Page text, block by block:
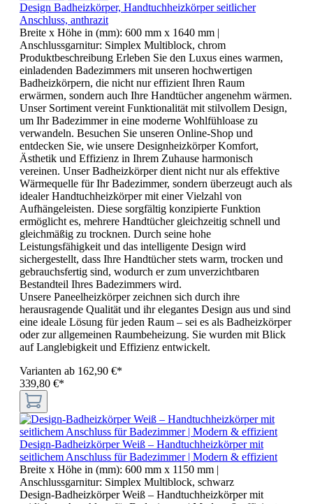
Design Badheizkörper, Handtuchheizkörper seitlicher
Anschluss, anthrazit
Breite x Höhe in (mm): 600 mm x 1640 mm |
Anschlussgarnitur: Simplex Multiblock, chrom
Produktbeschreibung Erleben Sie den Luxus eines warmen,
einladenden Badezimmers mit unseren hochwertigen
Badheizkörpern, die nicht nur effizient Ihren Raum
erwärmen, sondern auch Ihre Handtücher angenehm wärmen.
Unser Sortiment vereint Funktionalität mit stilvollem Design,
um Ihr Badezimmer in eine moderne Wohlfühloase zu
verwandeln. Besuchen Sie unseren Online-Shop und
entdecken Sie, wie unsere Designheizkörper Komfort,
Ästhetik und Effizienz in Ihrem Zuhause harmonisch
vereinen. Unser Badheizkörper dient nicht nur als effektive
Wärmequelle für Ihr Badezimmer, sondern überzeugt auch als
idealer Handtuchheizkörper mit einer Vielzahl von
Aufhängeleisten. Diese sorgfältig konzipierte Funktion
ermöglicht es, mehrere Handtücher gleichzeitig schnell und
gleichmäßig zu trocknen. Durch seine hohe
Leistungsfähigkeit und das intelligente Design wird
sichergestellt, dass Ihre Handtücher stets warm, trocken und
gebrauchsfertig sind, wodurch er zum unverzichtbaren
Bestandteil Ihres Badezimmers wird.
Unsere Paneelheizkörper zeichnen sich durch ihre
herausragende Qualität und ihr elegantes Design aus und sind
eine ideale Lösung für jeden Raum – sei es als Badheizkörper
oder zur allgemeinen Raumbeheizung. Sie wurden mit Blick
auf Langlebigkeit und Effizienz entwickelt.
Varianten ab 162,90 €*
339,80 €*
Design-Badheizkörper Weiß – Handtuchheizkörper mit
seitlichem Anschluss für Badezimmer | Modern & effizient
Breite x Höhe in (mm): 600 mm x 1150 mm |
Anschlussgarnitur: Simplex Multiblock, schwarz
Design-Badheizkörper Weiß – Handtuchheizkörper mit